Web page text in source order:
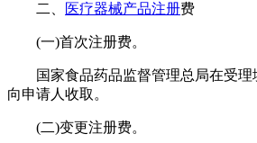
二、 医疗器械产品注册费
(一)首次注册费。
国家食品药品监督管理总局在受理境
向申请人收取。
(二)变更注册费。